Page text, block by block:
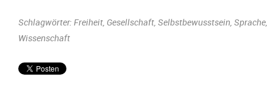
Schlagwörter: Freiheit, Gesellschaft, Selbstbewusstsein, Sprache,
Wissenschaft